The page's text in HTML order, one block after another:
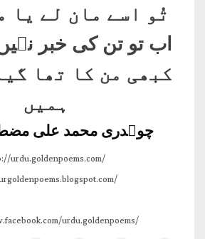
تُو اسے مان لے یا
اب تو تن کی خبر
کبھی من کا تھا
ہمیں
چوہدری محمد علی
urdu.goldenpoems.com/
urdu.goldenpoems/